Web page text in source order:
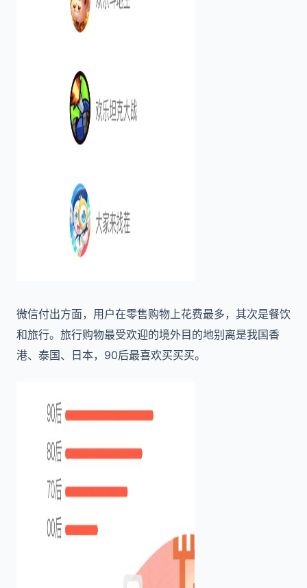
微信付出方面，用户在零售购物上花费最多，其次是餐饮
和旅行。旅行购物最受欢迎的境外目的地别离是我国香
港、泰国、日本，90后最喜欢买买买。